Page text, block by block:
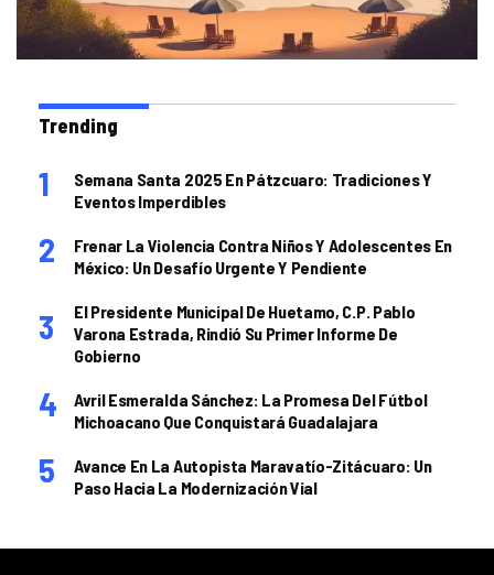
Trending
Semana Santa 2025 En Pátzcuaro: Tradiciones Y
Eventos Imperdibles
Frenar La Violencia Contra Niños Y Adolescentes En
México: Un Desafío Urgente Y Pendiente
El Presidente Municipal De Huetamo, C.P. Pablo
Varona Estrada, Rindió Su Primer Informe De
Gobierno
Avril Esmeralda Sánchez: La Promesa Del Fútbol
Michoacano Que Conquistará Guadalajara
Avance En La Autopista Maravatío-Zitácuaro: Un
Paso Hacia La Modernización Vial